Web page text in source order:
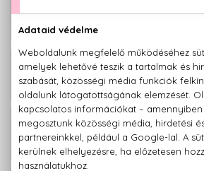
Boss Bottled Eau De
Boss Bottled Parfum Szett